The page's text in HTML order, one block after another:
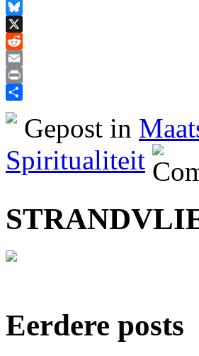
Facebook
Bluesky
X
Reddit
Email
Print
Gepost in
Spiritualiteit
Eerdere posts